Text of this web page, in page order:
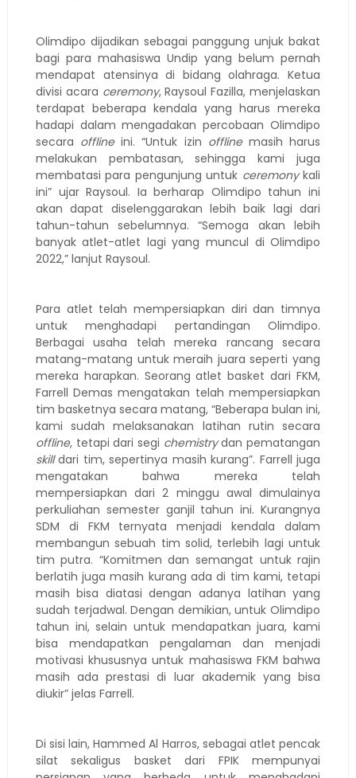
Olimdipo dijadikan sebagai panggung unjuk bakat
bagi para mahasiswa Undip yang belum pernah
mendapat atensinya di bidang olahraga. Ketua
divisi acara ceremony, Raysoul Fazilla, menjelaskan
terdapat beberapa kendala yang harus mereka
hadapi dalam mengadakan percobaan Olimdipo
secara offlineini. “Untuk izin offlinemasih harus
melakukan pembatasan, sehingga kami juga
membatasi para pengunjung untuk ceremonykali
ini” ujar Raysoul. Ia berharap Olimdipo tahun ini
akan dapat diselenggarakan lebih baik lagi dari
tahun-tahun sebelumnya. “Semoga akan lebih
banyak atlet-atlet lagi yang muncul di Olimdipo
2022,” lanjut Raysoul.
Para atlet telah mempersiapkan diri dan timnya
untuk menghadapi pertandingan Olimdipo.
Berbagai usaha telah mereka rancang secara
matang-matang untuk meraih juara seperti yang
mereka harapkan. Seorang atlet basket dari FKM,
Farrell Demas mengatakan telah mempersiapkan
tim basketnya secara matang, “Beberapa bulan ini,
kami sudah melaksanakan latihan rutin secara
offline, tetapi dari segi chemistrydan pematangan
skilldari tim, sepertinya masih kurang”. Farrell juga
mengatakan bahwa mereka telah
mempersiapkan dari 2 minggu awal dimulainya
perkuliahan semester ganjil tahun ini. Kurangnya
SDM di FKM ternyata menjadi kendala dalam
membangun sebuah tim solid, terlebih lagi untuk
tim putra. “Komitmen dan semangat untuk rajin
berlatih juga masih kurang ada di tim kami, tetapi
masih bisa diatasi dengan adanya latihan yang
sudah terjadwal. Dengan demikian, untuk Olimdipo
tahun ini, selain untuk mendapatkan juara, kami
bisa mendapatkan pengalaman dan menjadi
motivasi khususnya untuk mahasiswa FKM bahwa
masih ada prestasi di luar akademik yang bisa
diukir” jelas Farrell.
Di sisi lain, Hammed Al Harros, sebagai atlet pencak
silat sekaligus basket dari FPIK mempunyai